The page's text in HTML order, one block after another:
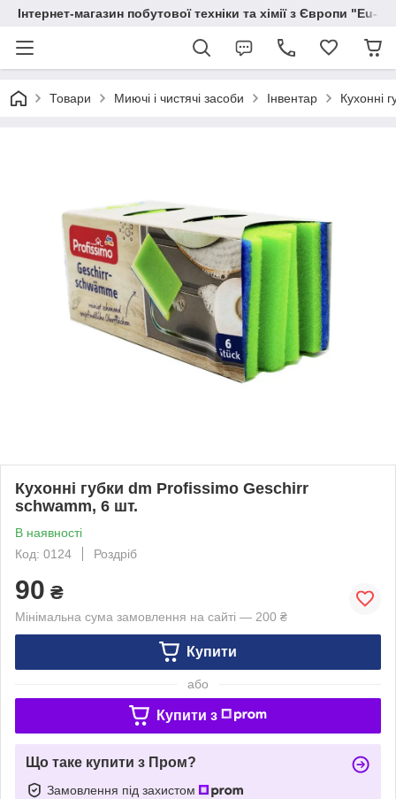
Інтернет-магазин побутової техніки та хімії з Європи "Eu-
Товари Миючі і чистячі засоби Інвентар Кухонні
Кухонні губки dm Profissimo Geschirr
schwamm, 6 шт.
В наявності
Код: 0124
Роздріб
90 ₴
Мінімальна сума замовлення на сайті — 200 ₴
Купити
або
Купити з
Що таке купити з Пром?
Замовлення під захистом